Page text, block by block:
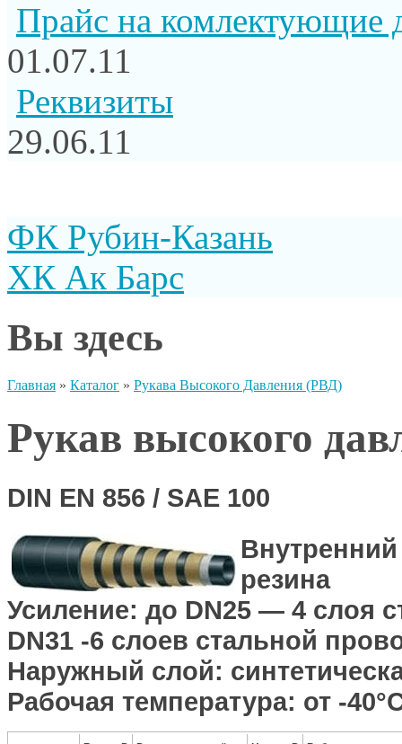
Прайс на комлектующие
01.07.11
Реквизиты
29.06.11
ФК Рубин-Казань
ХК Ак Барс
Вы здесь
Главная » Каталог » Рукава Высокого Давления (РВД)
Рукав высокого
DIN EN 856 / SAE 100
резина
Усиление: до DN25 — 4 слоя
DN31 -6 слоев стальной
Наружный слой:
Рабочая температура: от -